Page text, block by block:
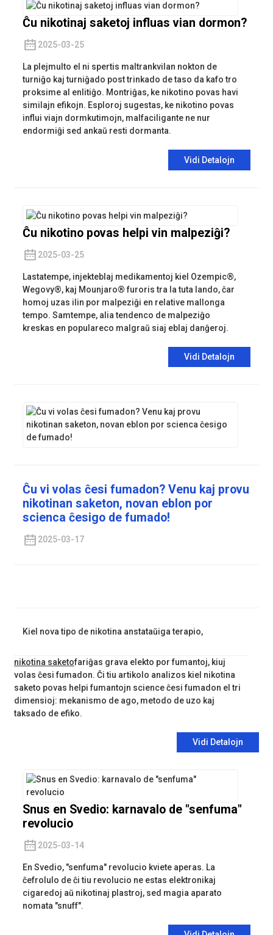
Ĉu nikotinaj saketoj influas vian dormon?
2025-03-25
La plejmulto el ni spertis maltrankvilan nokton de
turniĝo kaj turniĝado post trinkado de taso da kafo tro
proksime al enlitiĝo. Montriĝas, ke nikotino povas havi
similajn efikojn. Esploroj sugestas, ke nikotino povas
influi viajn dormkutimojn, malfaciligante ne nur
endormiĝi sed ankaŭ resti dormanta.
Vidi Detalojn
Ĉu nikotino povas helpi vin malpeziĝi?
2025-03-25
Lastatempe, injekteblaj medikamentoj kiel Ozempic®,
Wegovy®, kaj Mounjaro® furoris tra la tuta lando, ĉar
homoj uzas ilin por malpeziĝi en relative mallonga
tempo. Samtempe, alia tendenco de malpeziĝo
kreskas en populareco malgraŭ siaj eblaj danĝeroj.
Vidi Detalojn
Ĉu vi volas ĉesi fumadon? Venu kaj provu
nikotinan saketon, novan eblon por
scienca ĉesigo de fumado!
2025-03-17
Kiel nova tipo de nikotina anstataŭiga terapio,
nikotina saketofariĝas grava elekto por fumantoj, kiuj
volas ĉesi fumadon. Ĉi tiu artikolo analizos kiel nikotina
saketo povas helpi fumantojn science ĉesi fumadon el tri
dimensioj: mekanismo de ago, metodo de uzo kaj
taksado de efiko.
Vidi Detalojn
Snus en Svedio: karnavalo de "senfuma"
revolucio
2025-03-14
En Svedio, "senfuma" revolucio kviete aperas. La
ĉefrolulo de ĉi tiu revolucio ne estas elektronikaj
cigaredoj aŭ nikotinaj plastroj, sed magia aparato
nomata "snuff".